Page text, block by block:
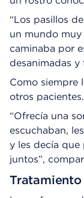
“Los pasillos
un mundo muy
caminaba por
desanimadas y
Como siempre
otros pacientes.
“Ofrecía una
escuchaban,
y les decía que
juntos”,